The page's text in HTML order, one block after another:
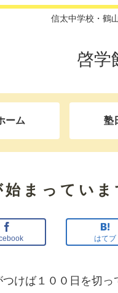
信太中学校・鶴
啓学
ーム 塾
まっていま
はてブ
けば１００日を切っ